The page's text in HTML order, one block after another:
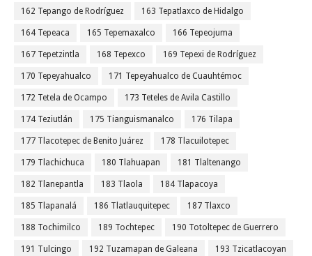
162 Tepango de Rodríguez 163 Tepatlaxco de Hidalgo
164 Tepeaca 165 Tepemaxalco 166 Tepeojuma
167 Tepetzintla 168 Tepexco 169 Tepexi de Rodríguez
170 Tepeyahualco 171 Tepeyahualco de Cuauhtémoc
172 Tetela de Ocampo 173 Teteles de Avila Castillo
174 Teziutlán 175 Tianguismanalco 176 Tilapa
177 Tlacotepec de Benito Juárez 178 Tlacuilotepec
179 Tlachichuca 180 Tlahuapan 181 Tlaltenango
182 Tlanepantla 183 Tlaola 184 Tlapacoya
185 Tlapanalá 186 Tlatlauquitepec 187 Tlaxco
188 Tochimilco 189 Tochtepec 190 Totoltepec de Guerrero
191 Tulcingo 192 Tuzamapan de Galeana 193 Tzicatlacoyan